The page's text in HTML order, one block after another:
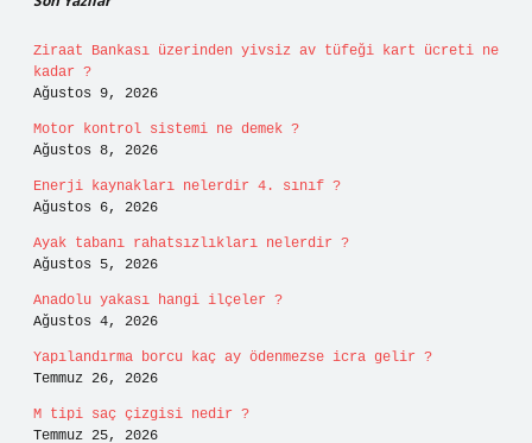
Ziraat Bankası üzerinden yivsiz av tüfeği kart ücreti ne
kadar ?
Ağustos 9, 2026
Motor kontrol sistemi ne demek ?
Ağustos 8, 2026
Enerji kaynakları nelerdir 4. sınıf ?
Ağustos 6, 2026
Ayak tabanı rahatsızlıkları nelerdir ?
Ağustos 5, 2026
Anadolu yakası hangi ilçeler ?
Ağustos 4, 2026
Yapılandırma borcu kaç ay ödenmezse icra gelir ?
Temmuz 26, 2026
M tipi saç çizgisi nedir ?
Temmuz 25, 2026